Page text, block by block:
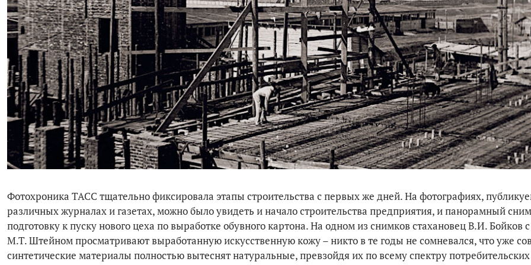
Фотохроника ТАСС тщательно фиксировала этапы строительства с первых же дней. На фотографиях,
различных журналах и газетах, можно было увидеть и начало строительства предприятия, и панорамный
подготовку к пуску нового цеха по выработке обувного картона. На одном из снимков стахановец В.И. Бойков
М.Т. Штейном просматривают выработанную искусственную кожу – никто в те годы не сомневался, что уже
синтетические материалы полностью вытеснят натуральные, превзойдя их по всему спектру